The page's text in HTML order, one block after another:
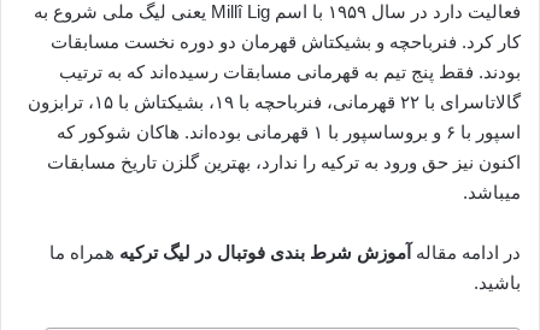
فعالیت دارد در سال ۱۹۵۹ با اسم Millî Lig یعنی لیگ ملی شروع به
کار کرد. فنرباحچه و بشیکتاش قهرمان دو دوره نخست مسابقات
بودند. فقط پنج تیم به قهرمانی مسابقات رسیده‌اند که به ترتیب
گالاتاسرای با ۲۲ قهرمانی، فنرباحچه با ۱۹، بشیکتاش با ۱۵، ترابزون
اسپور با ۶ و بروساسپور با ۱ قهرمانی بوده‌اند. هاکان شوکور که
اکنون نیز حق ورود به ترکیه را ندارد، بهترین گلزن تاریخ مسابقات
میباشد.
در ادامه مقاله آموزش شرط بندی فوتبال در لیگ ترکیه همراه ما
باشید.